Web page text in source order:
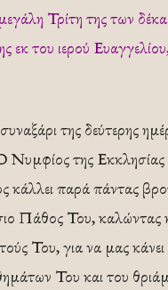
Τρίτη της των
εκ του ιερού
της δεύτερης
της Εκκλησίας
κάλλει παρά πάντας
Πάθος Του, καλώντας
Του, για να μας
Του και του